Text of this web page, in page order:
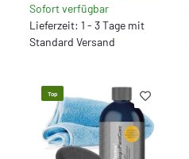
Sofort verfügbar
Lieferzeit: 1 - 3 Tage mit
Standard Versand
Top